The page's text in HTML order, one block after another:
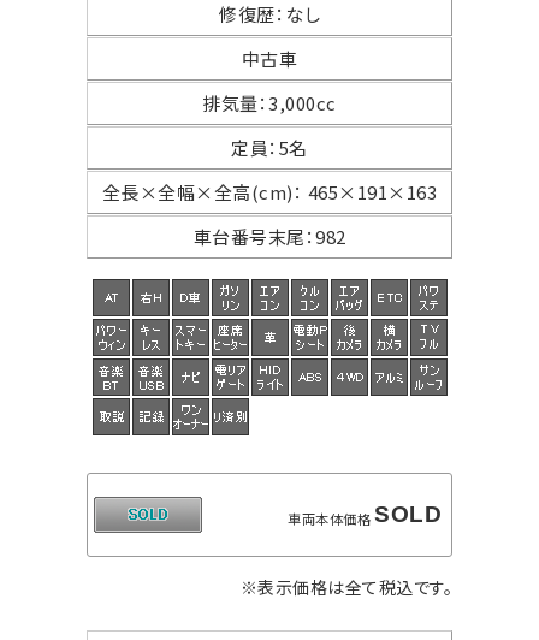
修復歴： なし
中古車
排気量：3,000cc
定員： 5名
全長×全幅×全高(cm)： 465×191×163
車台番号末尾：982
車両本体価格SOLD
※表示価格は全て税込です。